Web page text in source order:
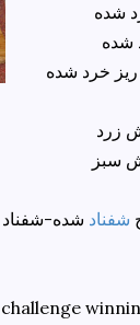
شده
خرد شده
زرد
سبز
شفناد شده-